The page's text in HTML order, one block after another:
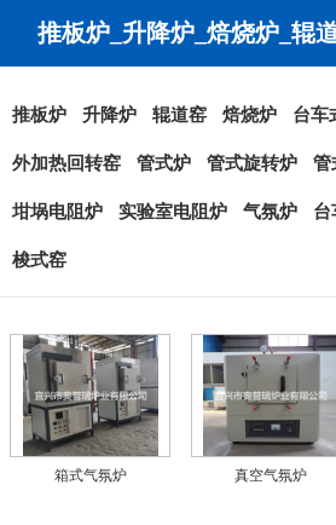
推板炉_升降炉_焙烧炉_辊
业有限公司
推板炉 升降炉 辊道窑 焙烧炉 台车
外加热回转窑 管式炉 管式旋转炉 管
坩埚电阻炉 实验室电阻炉 气氛炉 台
梭式窑
箱式气氛炉 真空气氛炉